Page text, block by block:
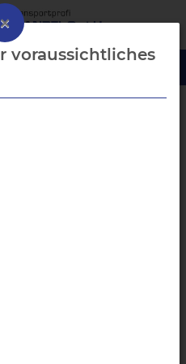
-
für
GmbH. Unsere in Bayern
×
voraussichtliches